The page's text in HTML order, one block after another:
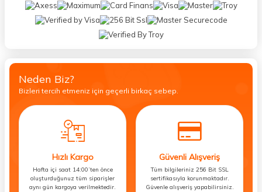
Neden Biz?
Bizleri tercih etmeniz için geçerli birkaç sebep.
Hızlı Kargo
Hafta içi saat 14:00’ten önce
oluşturduğunuz tüm siparişler
aynı gün kargoya verilmektedir.
Güvenli Alışveriş
Tüm bilgileriniz 256 Bit SSL
sertifikasıyla korunmaktadır.
Güvenle alışveriş yapabilirsiniz.